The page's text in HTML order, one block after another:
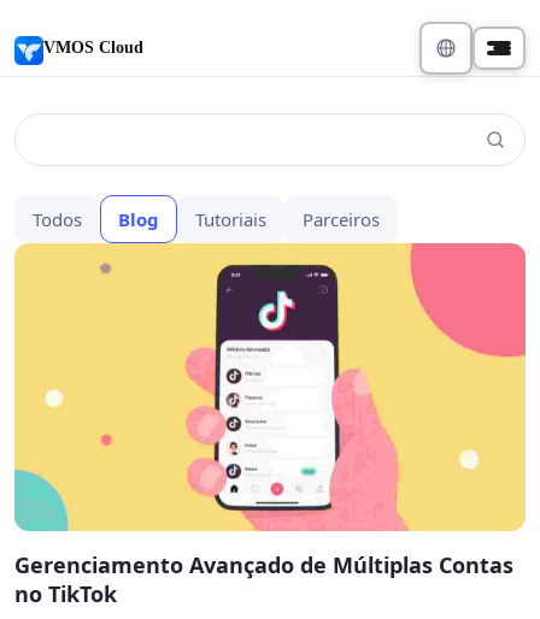
VMOS Cloud
Todos Blog Tutoriais Parceiros
Gerenciamento Avançado de Múltiplas Contas
no TikTok